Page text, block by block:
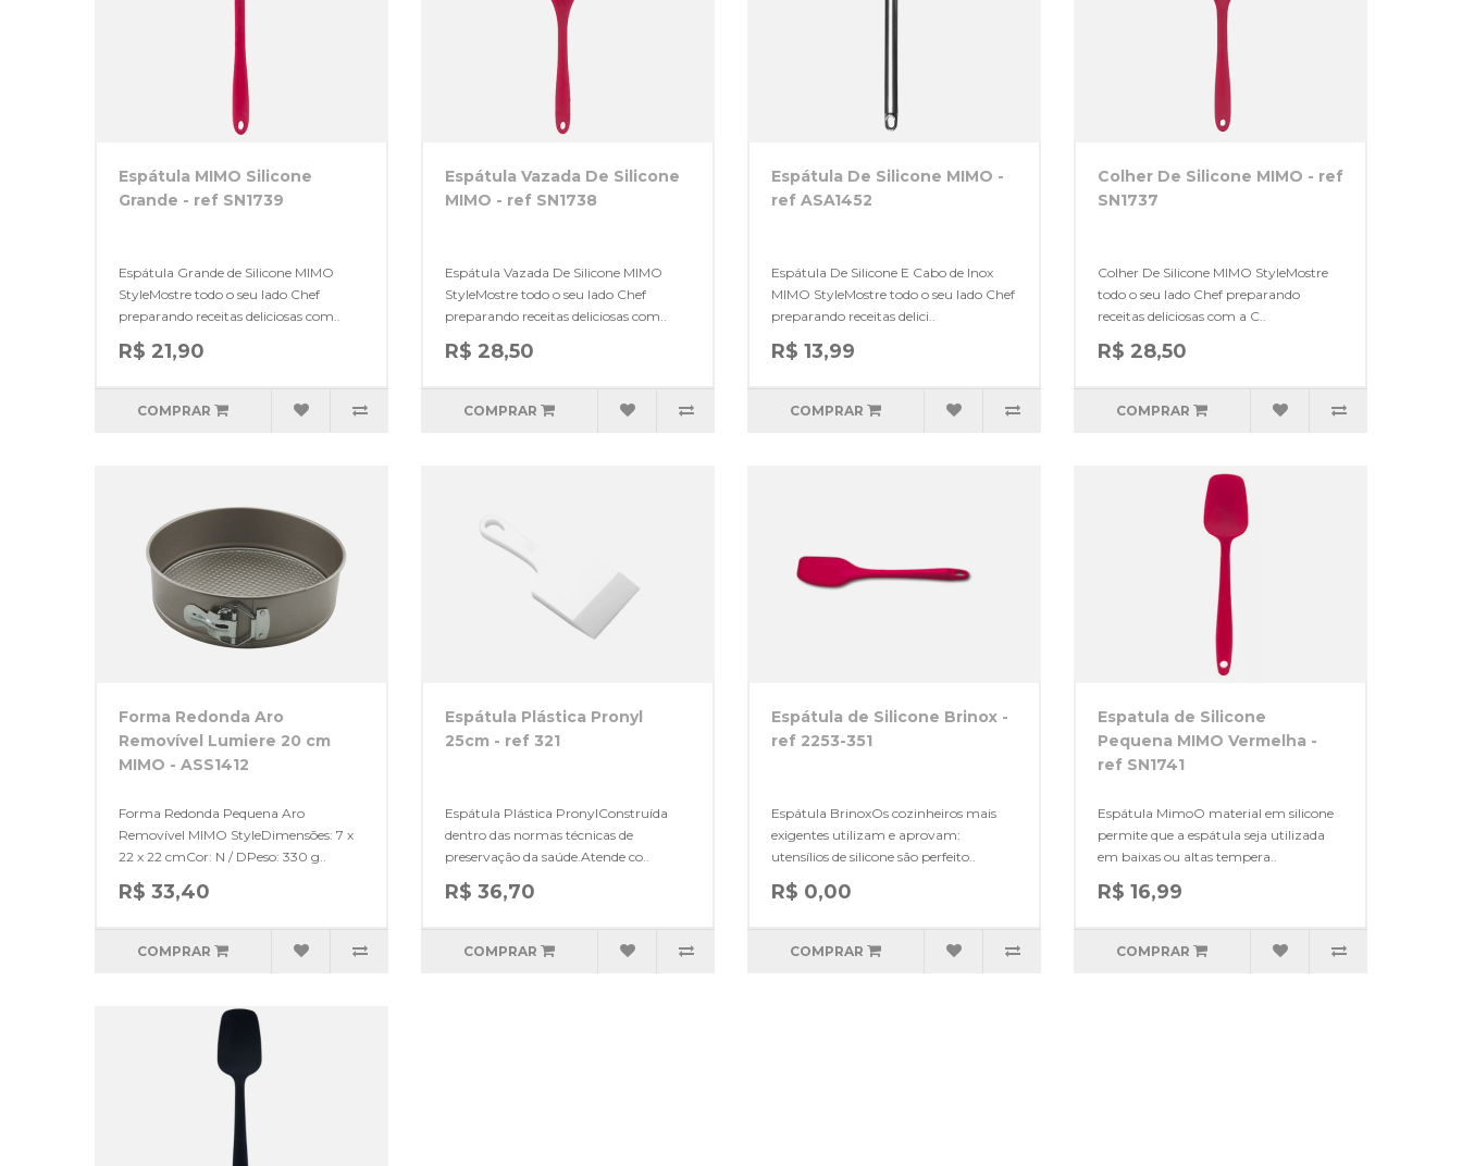
Espátula MIMO Silicone
Grande - ref SN1739
Espátula Grande de Silicone MIMO
StyleMostre todo o seu lado Chef
preparando receitas deliciosas com..
R$ 21,90
COMPRAR
Espátula Vazada De Silicone
MIMO - ref SN1738
Espátula Vazada De Silicone MIMO
StyleMostre todo o seu lado Chef
preparando receitas deliciosas com..
R$ 28,50
COMPRAR
Espátula De Silicone MIMO -
ref ASA1452
Espátula De Silicone E Cabo de Inox
MIMO StyleMostre todo o seu lado Chef
preparando receitas delici..
R$ 13,99
COMPRAR
Colher De Silicone MIMO - ref
SN1737
Colher De Silicone MIMO StyleMostre
todo o seu lado Chef preparando
receitas deliciosas com a C..
R$ 28,50
COMPRAR
Forma Redonda Aro
Removível Lumiere 20 cm
MIMO - ASS1412
Forma Redonda Pequena Aro
Removível MIMO StyleDimensões: 7 x
22 x 22 cmCor: N / DPeso: 330 g..
R$ 33,40
COMPRAR
Espátula Plástica Pronyl
25cm - ref 321
Espátula Plástica PronylConstruída
dentro das normas técnicas de
preservação da saúde.Atende co..
R$ 36,70
COMPRAR
Espátula de Silicone Brinox -
ref 2253-351
Espátula BrinoxOs cozinheiros mais
exigentes utilizam e aprovam:
utensílios de silicone são perfeito..
R$ 0,00
COMPRAR
Espatula de Silicone
Pequena MIMO Vermelha -
ref SN1741
Espátula MimoO material em silicone
permite que a espátula seja utilizada
em baixas ou altas tempera..
R$ 16,99
COMPRAR